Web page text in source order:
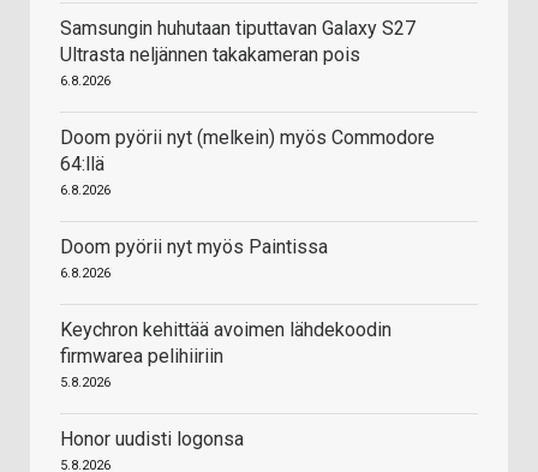
Samsungin huhutaan tiputtavan Galaxy S27
Ultrasta neljännen takakameran pois
6.8.2026
Doom pyörii nyt (melkein) myös Commodore
64:llä
6.8.2026
Doom pyörii nyt myös Paintissa
6.8.2026
Keychron kehittää avoimen lähdekoodin
firmwarea pelihiiriin
5.8.2026
Honor uudisti logonsa
5.8.2026